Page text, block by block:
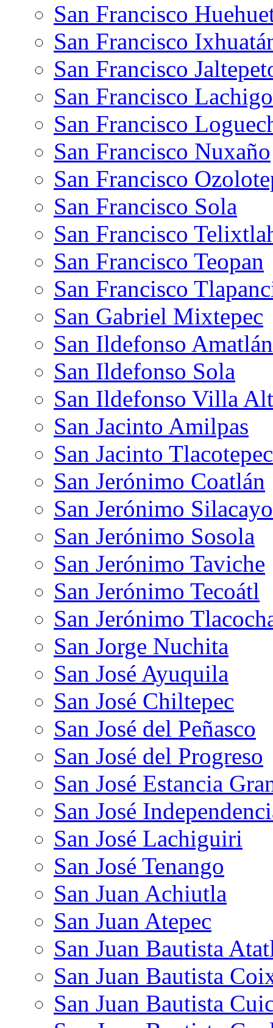
San Francisco
San Francisco
San Francisco
San Francisco
San Francisco
San Francisco Nuxaño
San Francisco
San Francisco Sola
San Francisco
San Francisco Teopan
San Francisco
San Gabriel Mixtepec
San Ildefonso Amatlán
San Ildefonso Sola
San Ildefonso Villa
San Jacinto Amilpas
San Jacinto Tlacotepec
San Jerónimo Coatlán
San Jerónimo
San Jerónimo Sosola
San Jerónimo Taviche
San Jerónimo Tecoátl
San Jerónimo
San Jorge Nuchita
San José Ayuquila
San José Chiltepec
San José del Peñasco
San José del Progreso
San José Estancia
San José
San José Lachiguiri
San José Tenango
San Juan Achiutla
San Juan Atepec
San Juan Bautista
San Juan Bautista
San Juan Bautista